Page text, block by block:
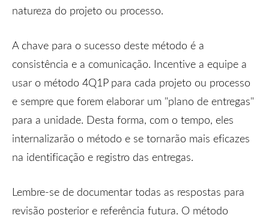
natureza do projeto ou processo.
A chave para o sucesso deste método é a
consistência e a comunicação. Incentive a equipe a
usar o método 4Q1P para cada projeto ou processo
e sempre que forem elaborar um "plano de entregas"
para a unidade. Desta forma, com o tempo, eles
internalizarão o método e se tornarão mais eficazes
na identificação e registro das entregas.
Lembre-se de documentar todas as respostas para
revisão posterior e referência futura. O método